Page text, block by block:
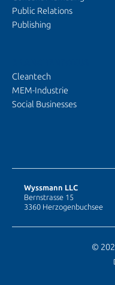
Public Relations
Publishing
Cleantech
MEM-Industrie
Social Businesses
Wyssmann LLC
Bernstrasse 15
3360 Herzogenbuchsee
©